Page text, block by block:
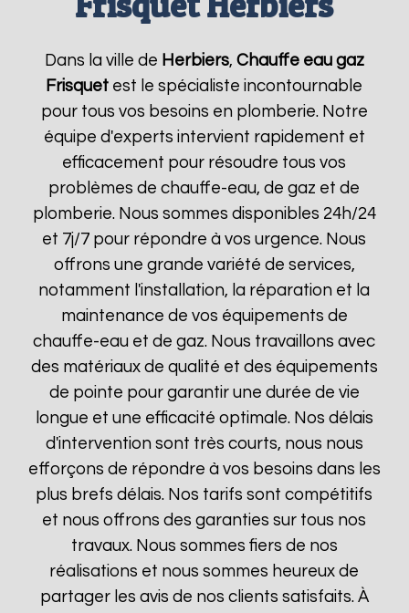
Dans la ville de Herbiers, Chauffe eau gaz
Frisquet est le spécialiste incontournable
pour tous vos besoins en plomberie. Notre
équipe d'experts intervient rapidement et
efficacement pour résoudre tous vos
problèmes de chauffe-eau, de gaz et de
plomberie. Nous sommes disponibles 24h/24
et 7j/7 pour répondre à vos urgence. Nous
offrons une grande variété de services,
notamment l'installation, la réparation et la
maintenance de vos équipements de
chauffe-eau et de gaz. Nous travaillons avec
des matériaux de qualité et des équipements
de pointe pour garantir une durée de vie
longue et une efficacité optimale. Nos délais
d'intervention sont très courts, nous nous
efforçons de répondre à vos besoins dans les
plus brefs délais. Nos tarifs sont compétitifs
et nous offrons des garanties sur tous nos
travaux. Nous sommes fiers de nos
réalisations et nous sommes heureux de
partager les avis de nos clients satisfaits. À